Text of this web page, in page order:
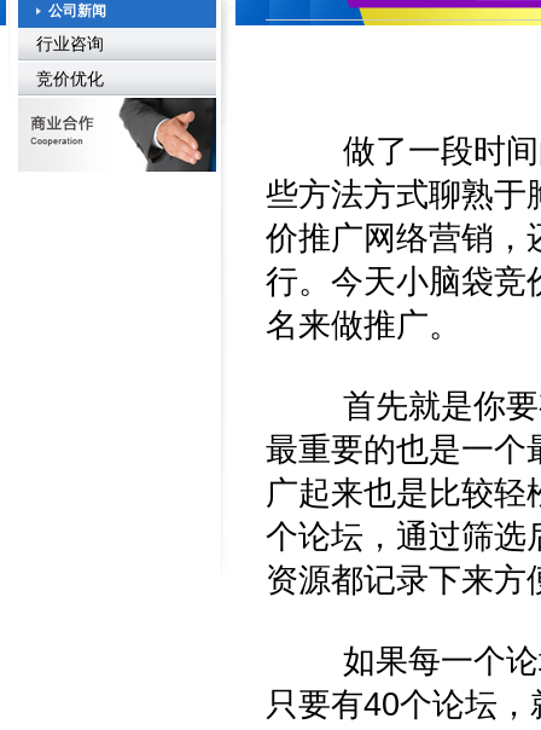
公司新闻
行业咨询
竞价优化
做了一段时间的
些方法方式聊熟于
价推广网络营销，
行。今天小脑袋竞
名来做推广。
首先就是你要有
最重要的也是一个
广起来也是比较轻
个论坛，通过筛选
资源都记录下来方
如果每一个论坛
只要有40个论坛